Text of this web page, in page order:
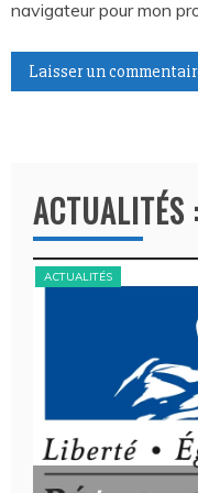
navigateur pour mon
ACTUALITÉS
ACTUALITÉS